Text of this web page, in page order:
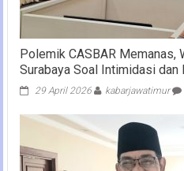
Polemik CASBAR Memanas,
Surabaya Soal Intimidasi dan
29 April 2026 kabarjawatimur